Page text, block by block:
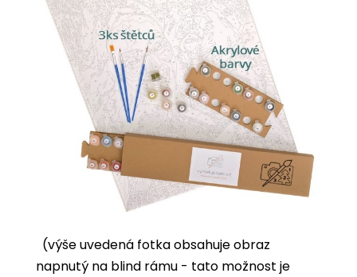
(výše uvedená fotka obsahuje obraz
napnutý na blind rámu - tato možnost je